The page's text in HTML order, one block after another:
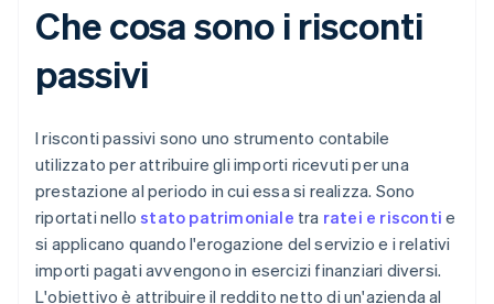
Che cosa sono i risconti
passivi
I risconti passivi sono uno strumento contabile
utilizzato per attribuire gli importi ricevuti per una
prestazione al periodo in cui essa si realizza. Sono
riportati nellostato patrimoniale tra ratei e risconti e
si applicano quando l'erogazione del servizio e i relativi
importi pagati avvengono in esercizi finanziari diversi.
L'obiettivo è attribuire il reddito netto di un'azienda al